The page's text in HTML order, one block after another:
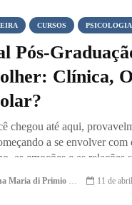
CURSOS PSICOLOGIA
Pós-
Clínica,
chegou até aqui,
a se envolver
as emoções e as relações
Cristiana Maria di Primio Gonçalves 11 de